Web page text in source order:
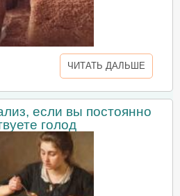
ЧИТАТЬ ДАЛЬШЕ
если вы постоянно
голод